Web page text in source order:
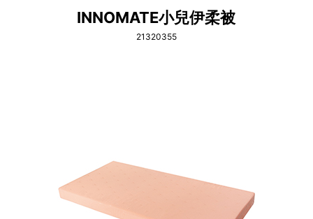
INNOMATE小兒伊柔被
21320355